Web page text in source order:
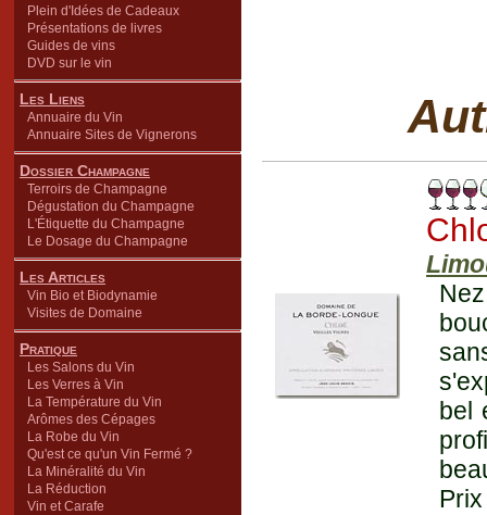
Plein d'Idées de Cadeaux
Présentations de livres
Guides de vins
DVD sur le vin
Les Liens
Annuaire du Vin
Annuaire Sites de Vignerons
Dossier Champagne
Terroirs de Champagne
Dégustation du Champagne
L'Étiquette du Champagne
Le Dosage du Champagne
Les Articles
Vin Bio et Biodynamie
Visites de Domaine
Pratique
Les Salons du Vin
Les Verres à Vin
La Température du Vin
Arômes des Cépages
La Robe du Vin
Qu'est ce qu'un Vin Fermé ?
La Minéralité du Vin
La Réduction
Vin et Carafe
bel